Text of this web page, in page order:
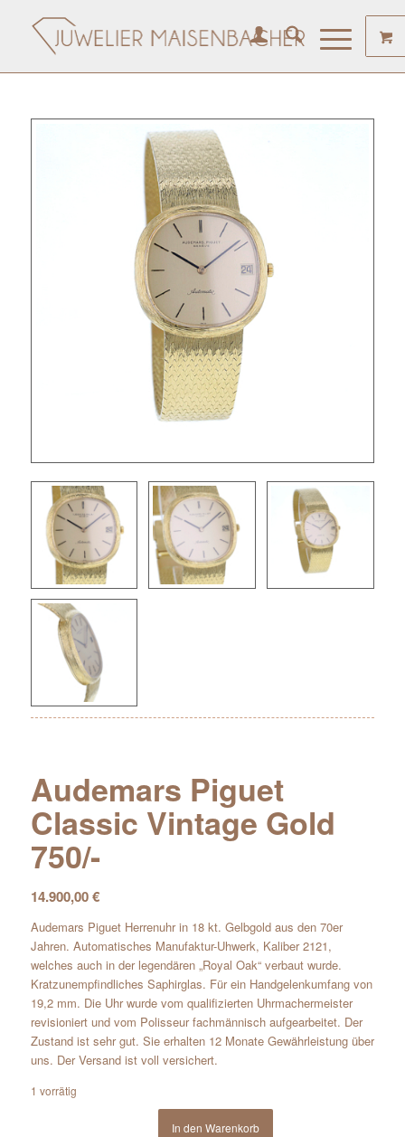
Audemars Piguet
Classic Vintage Gold
750/-
14.900,00€
Audemars Piguet Herrenuhr in 18 kt. Gelbgold aus den 70er
Jahren. Automatisches Manufaktur-Uhwerk, Kaliber 2121,
welches auch in der legendären „Royal Oak“ verbaut wurde.
Kratzunempfindliches Saphirglas. Für ein Handgelenkumfang von
19,2 mm. Die Uhr wurde vom qualifizierten Uhrmachermeister
revisioniert und vom Polisseur fachmännisch aufgearbeitet. Der
Zustand ist sehr gut. Sie erhalten 12 Monate Gewährleistung über
uns. Der Versand ist voll versichert.
1 vorrätig
In den Warenkorb